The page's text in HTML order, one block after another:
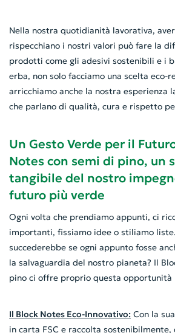
Nella nostra quotidianità lavorativa,
rispecchiano i nostri valori può fare la
prodotti come gli adesivi sostenibili e i
erba, non solo facciamo una scelta eco-
arricchiamo anche la nostra esperienza
che parlano di qualità, cura e rispetto
Un Gesto Verde per il
Notes con semi di pino, un
tangibile del nostro
futuro più verde
Ogni volta che prendiamo appunti, ci
importanti, fissiamo idee o stiliamo
succederebbe se ogni appunto fosse
la salvaguardia del nostro pianeta? Il
pino ci offre proprio questa opportunità
Il Block Notes Eco-Innovativo: Con la
in carta FSC e raccolta sostenibilmente,